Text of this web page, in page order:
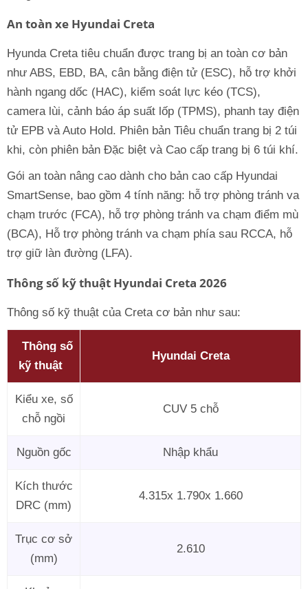
An toàn xe Hyundai Creta
Hyunda Creta tiêu chuẩn được trang bị an toàn cơ bản
như ABS, EBD, BA, cân bằng điện tử (ESC), hỗ trợ khởi
hành ngang dốc (HAC), kiểm soát lực kéo (TCS),
camera lùi, cảnh báo áp suất lốp (TPMS), phanh tay điện
tử EPB và Auto Hold. Phiên bản Tiêu chuẩn trang bị 2 túi
khi, còn phiên bản Đặc biệt và Cao cấp trang bị 6 túi khí.
Gói an toàn nâng cao dành cho bản cao cấp Hyundai
SmartSense, bao gồm 4 tính năng: hỗ trợ phòng tránh va
chạm trước (FCA), hỗ trợ phòng tránh va chạm điểm mù
(BCA), Hỗ trợ phòng tránh va chạm phía sau RCCA, hỗ
trợ giữ làn đường (LFA).
Thông số kỹ thuật Hyundai Creta 2026
Thông số kỹ thuật của Creta cơ bản như sau:
Thông số
kỹ thuật
Hyundai Creta
Kiểu xe, số
chỗ ngồi
CUV 5 chỗ
Nguồn gốc Nhập khẩu
Kích thước
DRC (mm)
4.315x 1.790x 1.660
Trục cơ sở
(mm)
2.610